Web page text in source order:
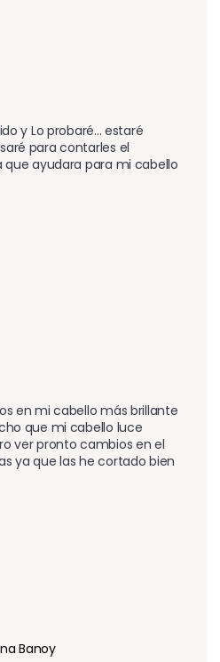
y Lo probaré... estaré
para contarles el
que ayudara para mi cabello
en mi cabello más brillante
que mi cabello luce
ver pronto cambios en el
ya que las he cortado bien
Banoy